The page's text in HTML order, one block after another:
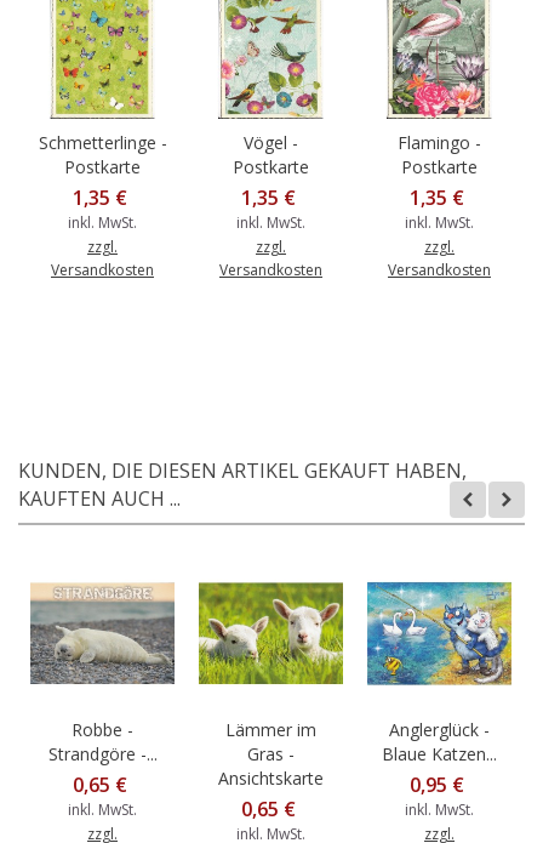
Schmetterlinge -
Postkarte
1,35 €
inkl. MwSt.
zzgl.
Versandkosten
Vögel -
Postkarte
1,35 €
inkl. MwSt.
zzgl.
Versandkosten
Flamingo -
Postkarte
1,35 €
inkl. MwSt.
zzgl.
Versandkosten
KUNDEN, DIE DIESEN ARTIKEL GEKAUFT HABEN,
KAUFTEN AUCH ...
Robbe -
Strandgöre -...
0,65 €
inkl. MwSt.
zzgl.
Lämmer im
Gras -
Ansichtskarte
0,65 €
inkl. MwSt.
Anglerglück -
Blaue Katzen...
0,95 €
inkl. MwSt.
zzgl.